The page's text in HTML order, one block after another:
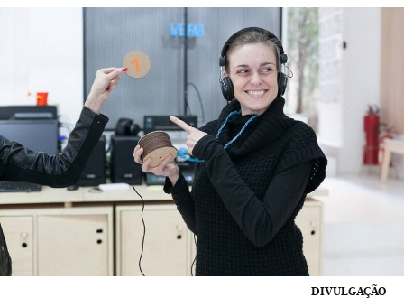
DIVULGAÇÃO